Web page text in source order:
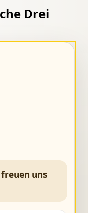
Drei
uns